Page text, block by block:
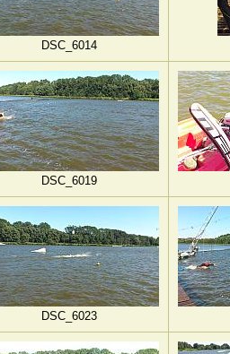
DSC_6014
DSC_6019
DSC_6023